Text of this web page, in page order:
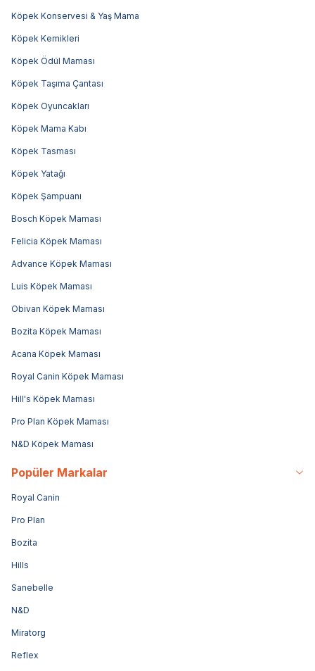
Köpek Konservesi & Yaş Mama
Köpek Kemikleri
Köpek Ödül Maması
Köpek Taşıma Çantası
Köpek Oyuncakları
Köpek Mama Kabı
Köpek Tasması
Köpek Yatağı
Köpek Şampuanı
Bosch Köpek Maması
Felicia Köpek Maması
Advance Köpek Maması
Luis Köpek Maması
Obivan Köpek Maması
Bozita Köpek Maması
Acana Köpek Maması
Royal Canin Köpek Maması
Hill's Köpek Maması
Pro Plan Köpek Maması
N&D Köpek Maması
Popüler Markalar
Royal Canin
Pro Plan
Bozita
Hills
Sanebelle
N&D
Miratorg
Reflex